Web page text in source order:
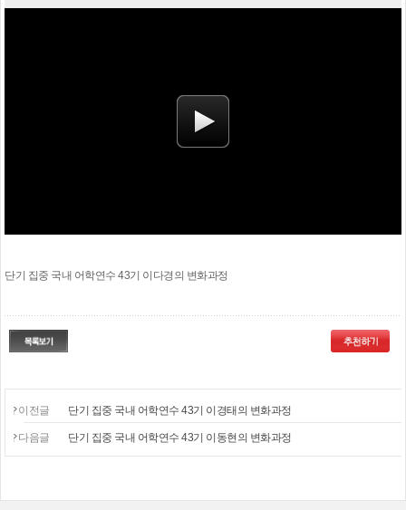
단기 집중 국내 어학연수 43기 이다경의 변화과정
이전글 단기 집중 국내 어학연수 43기 이경태의 변화과정
다음글 단기 집중 국내 어학연수 43기 이동현의 변화과정